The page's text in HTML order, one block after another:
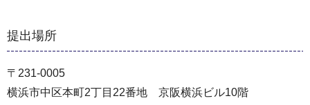
提出場所
〒231-0005
横浜市中区本町2丁目22番地 京阪横浜ビル10階